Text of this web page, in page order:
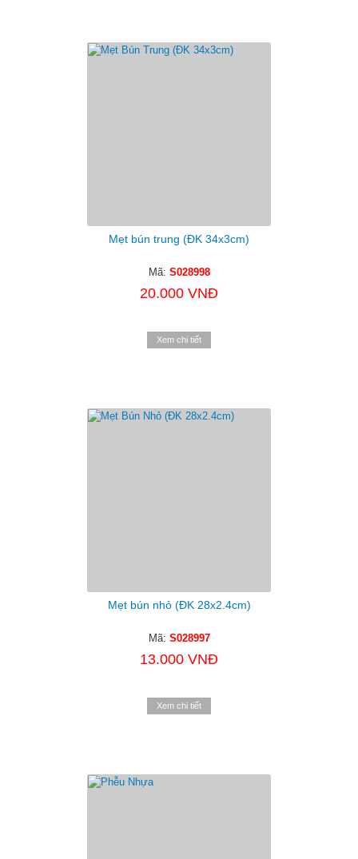
Mẹt bún trung (ĐK 34x3cm)
Mã: S028998
20.000 VNĐ
Xem chi tiết
Mẹt bún nhỏ (ĐK 28x2.4cm)
Mã: S028997
13.000 VNĐ
Xem chi tiết